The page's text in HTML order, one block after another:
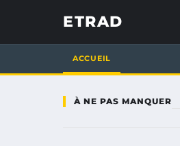
ETRAD
ACCUEIL
À NE PAS MANQUER